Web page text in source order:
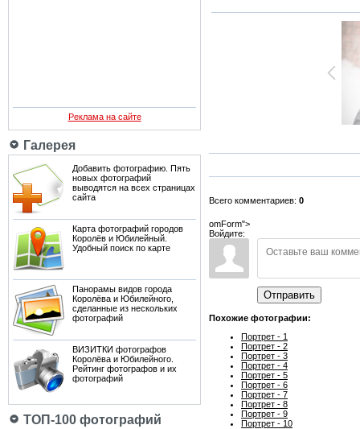
Реклама на сайте
Галерея
Добавить фотографию. Пять
новых фотографий
выводятся на всех страницах
сайта
Карта фотографий городов
Королёв и Юбилейный.
Удобный поиск по карте
Панорамы видов города
Королёва и Юбилейного,
сделанные из нескольких
фотографий
ВИЗИТКИ фотографов
Королёва и Юбилейного.
Рейтинг фотографов и их
фотографий
ТОП-100 фотографий
Всего комментариев: 0
omForm">
Войдите:
Отправить
Похожие фотографии:
Портрет - 1
Портрет - 2
Портрет - 3
Портрет - 4
Портрет - 5
Портрет - 6
Портрет - 7
Портрет - 8
Портрет - 9
Портрет - 10